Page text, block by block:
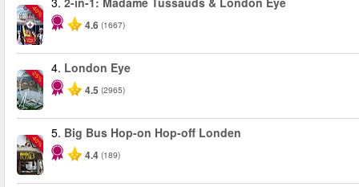
-40%
4.6 (1667)
-25%
4. London Eye
4.5 (2965)
-40%
5. Big Bus Hop-on Hop-off Londen
4.4 (189)